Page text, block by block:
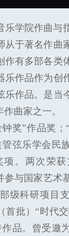
乐学院作曲与
于著名作曲
作有多部各类
乐作品作为创
乐作品。是当
曲家之一。
奖”作品奖
弦乐学会民
项。两次荣
与国家艺术
级科研项目
首批）“时代
品。曾受邀